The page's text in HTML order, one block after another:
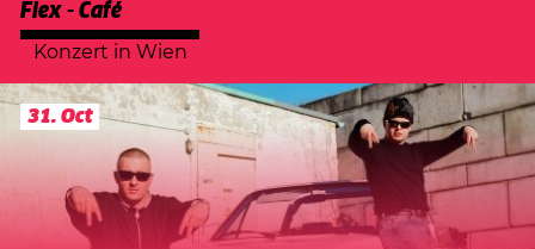
Flex - Café
Konzert in Wien
31. Oct